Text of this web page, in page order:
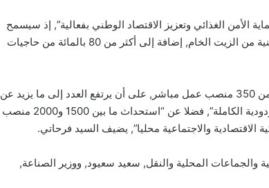
الأمن الغذائي وتعزيز الاقتصاد الوطني بفعالية”, إذ سيسمح
بـ”تغطية أكثر من 20 بالمائة من احتياجات السوق الوطنية من الزيت الخام, إضافة إلى أكثر من 80 بالمائة من حاجيات
على صعيد آخر, “يوفر المركب في مرحلته الأولى أكثر من 350 منصب عمل مباشر, على أن يرتفع العدد إلى ما يزيد عن
400 منصب مباشر, بعد دخول المنشأة في مرحلة المردودية الكاملة”, فضلا عن “استحداث ما بين 1500 و2000 منصب
والاجتماعية محليا”, يضيف السيد فرحاتي.
والجماعات المحلية والنقل, سعيد سعيود, ووزير الصناعة,